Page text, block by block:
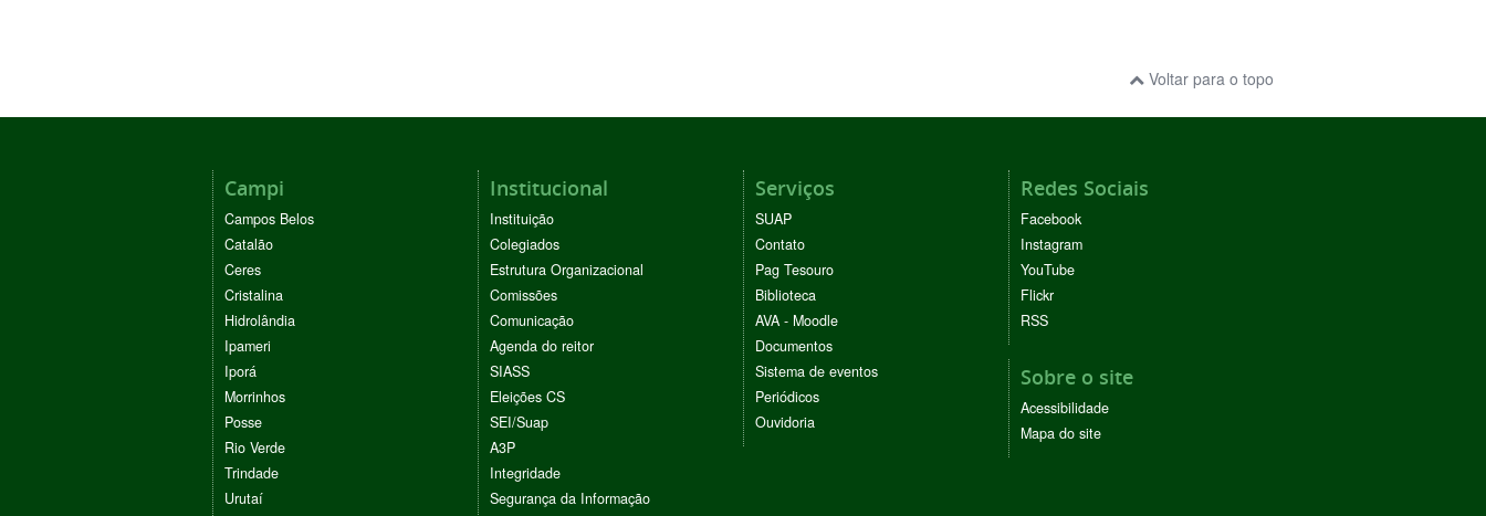
Voltar para o topo
Campi
Campos Belos
Catalão
Ceres
Cristalina
Hidrolândia
Ipameri
Iporá
Morrinhos
Posse
Rio Verde
Trindade
Urutaí
Institucional
Instituição
Colegiados
Estrutura Organizacional
Comissões
Comunicação
Agenda do reitor
SIASS
Eleições CS
SEI/Suap
A3P
Integridade
Segurança da Informação
Serviços
SUAP
Contato
Pag Tesouro
Biblioteca
AVA - Moodle
Documentos
Sistema de eventos
Periódicos
Ouvidoria
Redes Sociais
Facebook
Instagram
YouTube
Flickr
RSS
Sobre o site
Acessibilidade
Mapa do site